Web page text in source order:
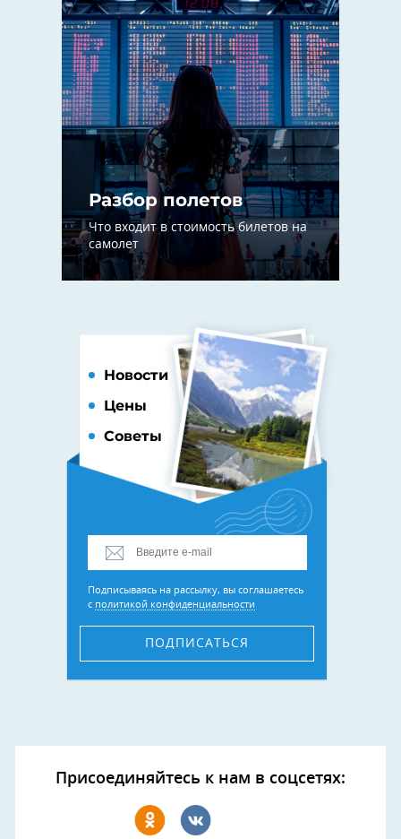
Разбор полетов
Что входит в стоимость билетов на
самолет
Новости
Цены
Советы
Подписываясь на рассылку, вы соглашаетесь
с политикой конфиденциальности
ПОДПИСАТЬСЯ
Присоединяйтесь к нам в соцсетях: